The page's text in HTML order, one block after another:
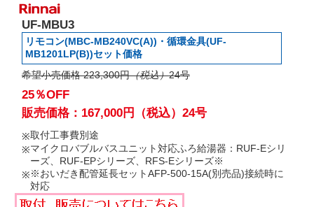
UF-MBU3
リモコン(MBC-MB240VC(A))・循環金具(UF-
MB1201LP(B))セット価格
希望小売価格 223,300円（税込）24号
25％OFF
販売価格：167,000円（税込）24号
取付工事費別途
マイクロバブルバスユニット対応ふろ給湯器：RUF-Eシリ
ーズ、RUF-EPシリーズ、RFS-Eシリーズ※
※おいだき配管延長セットAFP-500-15A(別売品)接続時に
対応